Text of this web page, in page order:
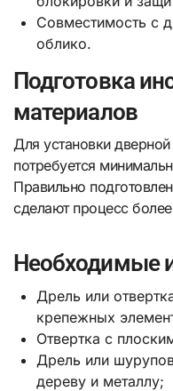
Совместимость с
облико.
Подготовка
материалов
Для установки
потребуется
Правильно
сделают процесс
Необходимые
Дрель или
крепежных
Отвертка с
Дрель или
дереву и металлу;